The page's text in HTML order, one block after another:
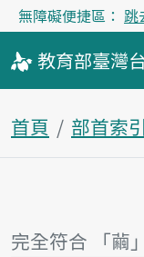
無障礙便捷區： 跳
教育部臺灣
首頁 部首索引
完全符合 「繭